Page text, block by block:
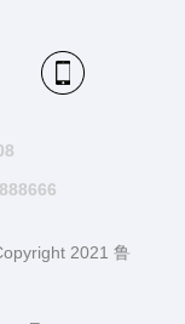
2021 鲁